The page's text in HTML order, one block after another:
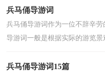
兵马俑导游词
兵马俑导游词作为一位不辞辛
导游词一般是根据实际的游览
兵马俑导游词15篇